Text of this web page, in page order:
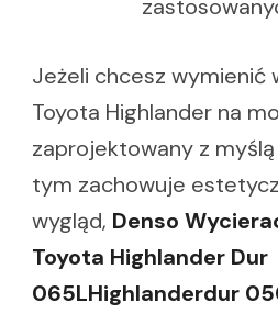
Jeżeli chcesz wymienić
Toyota Highlander na
zaprojektowany z
tym zachowuje
wygląd, Denso
Toyota Highlander Dur
065LHighlanderdur